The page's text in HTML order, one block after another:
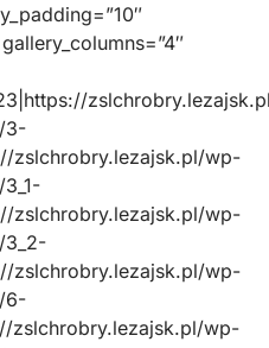
3-
zslchrobry.lezajsk.pl/wp-
zslchrobry.lezajsk.pl/wp-
3_2-
zslchrobry.lezajsk.pl/wp-
6-
zslchrobry.lezajsk.pl/wp-